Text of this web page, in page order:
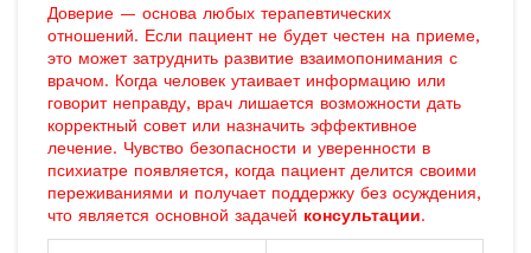
Доверие — основа любых терапевтических
отношений. Если пациент не будет честен на приеме,
это может затруднить развитие взаимопонимания с
врачом. Когда человек утаивает информацию или
говорит неправду, врач лишается возможности дать
корректный совет или назначить эффективное
лечение. Чувство безопасности и уверенности в
психиатре появляется, когда пациент делится своими
переживаниями и получает поддержку без осуждения,
что является основной задачей консультации.